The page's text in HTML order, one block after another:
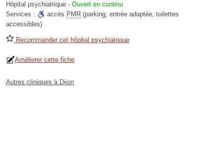
Hôpital psychiatrique - Ouvert en continu
Services :
accès PMR (parking, entrée adaptée, toilettes
accessibles)
Recommander cet hôpital psychiatrique
Améliorer cette fiche
Autres cliniques à Dijon